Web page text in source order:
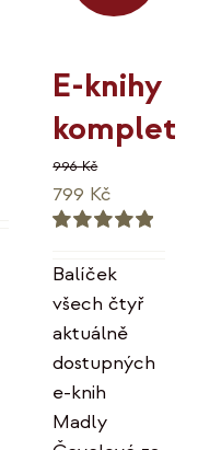
E-knihy
komplet
5.00z 5
996Kč
Původní
cena
996 Kč.
799 Kč
cena
799 Kč.
Balíček
všech čtyř
aktuálně
dostupných
e-knih
Madly